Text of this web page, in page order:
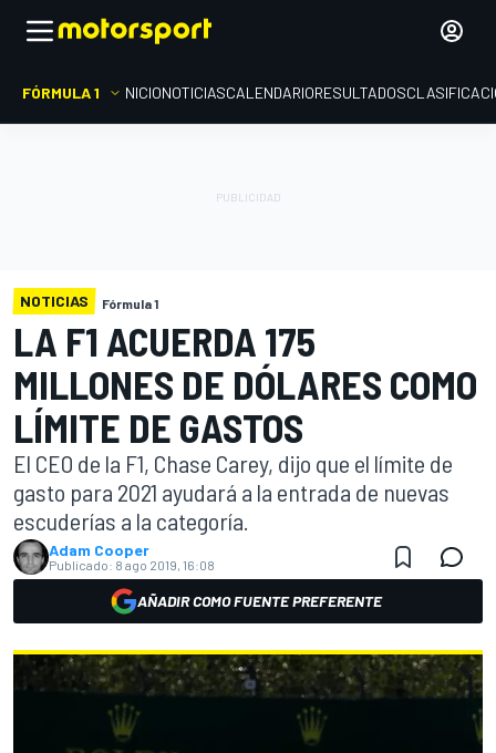
FÓRMULA 1 INICIONOTICIASCALENDARIORESULTADOS
NOTICIAS Fórmula 1
LA F1 ACUERDA 175
MILLONES DE DÓLARES COMO
LÍMITE DE GASTOS
El CEO de la F1, Chase Carey, dijo que el límite de
gasto para 2021 ayudará a la entrada de nuevas
escuderías a la categoría.
Adam Cooper
Publicado: 8 ago 2019, 16:08
AÑADIR COMO FUENTE PREFERENTE